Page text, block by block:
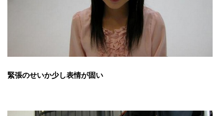
緊張のせいか少し表情が固い